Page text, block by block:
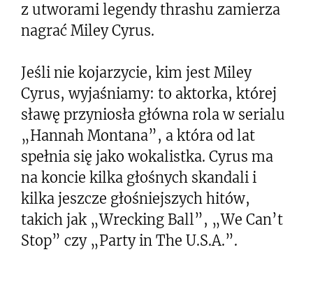
z utworami legendy thrashu zamierza
nagrać Miley Cyrus.
Jeśli nie kojarzycie, kim jest Miley
Cyrus, wyjaśniamy: to aktorka, której
sławę przyniosła główna rola w serialu
„Hannah Montana”, a która od lat
spełnia się jako wokalistka. Cyrus ma
na koncie kilka głośnych skandali i
kilka jeszcze głośniejszych hitów,
takich jak „Wrecking Ball”, „We Can’t
Stop” czy „Party in The U.S.A.”.